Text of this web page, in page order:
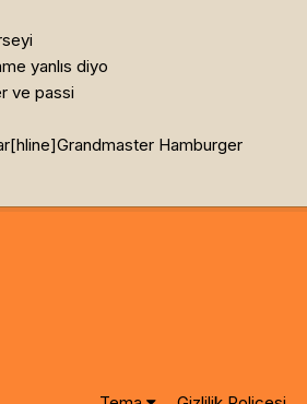
yanlıs diyo
ve passi
Grandmaster Hamburger